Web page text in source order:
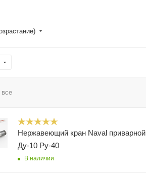
Нержавеющий кран Naval приварной
Ду-10 Ру-40
В наличии